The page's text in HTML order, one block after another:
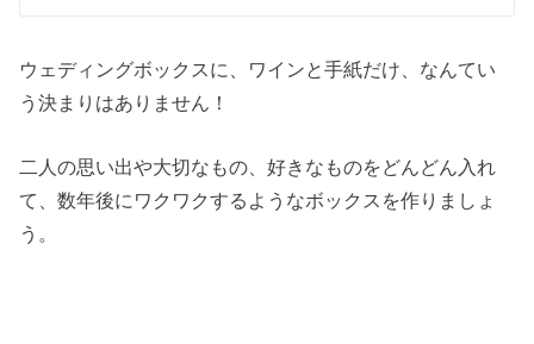
ウェディングボックスに、ワインと手紙だけ、なんてい
う決まりはありません！
二人の思い出や大切なもの、好きなものをどんどん入れ
て、数年後にワクワクするようなボックスを作りましょ
う。